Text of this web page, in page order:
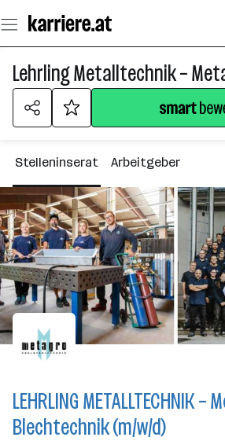
Seiteninhalt
springen
Stelleninserat Arbeitgeber
LEHRLING METALLTECHNIK
Blechtechnik (m/w/d)